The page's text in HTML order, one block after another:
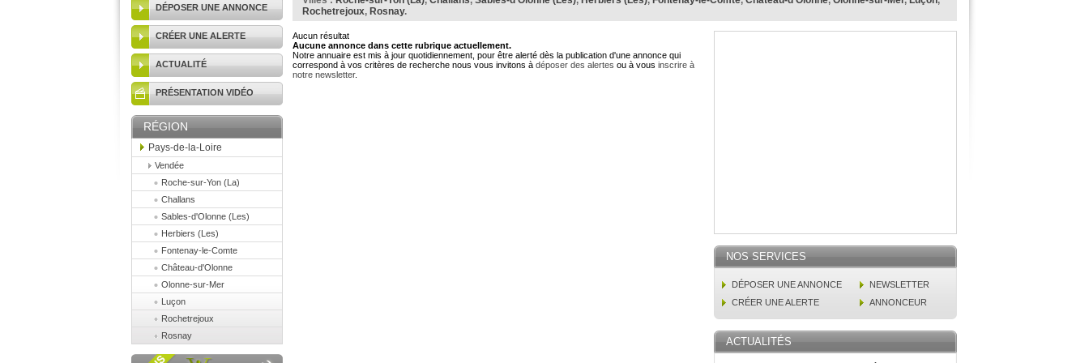
DÉPOSER UNE ANNONCE
CRÉER UNE ALERTE
ACTUALITÉ
PRÉSENTATION VIDÉO
RÉGION
Pays-de-la-Loire
Vendée
Roche-sur-Yon (La)
Challans
Sables-d'Olonne (Les)
Herbiers (Les)
Fontenay-le-Comte
Château-d'Olonne
Olonne-sur-Mer
Luçon
Rochetrejoux
Rosnay
Rochetrejoux, Rosnay.
Aucun résultat
Aucune annonce dans cette rubrique actuellement.
Notre annuaire est mis à jour quotidiennement, pour être alerté dès la publication d'une annonce qui
correspond à vos critères de recherche nous vous invitons à déposer des alertes ou à vous inscrire à
notre newsletter.
NOS SERVICES
DÉPOSER UNE ANNONCE
NEWSLETTER
CRÉER UNE ALERTE
ANNONCEUR
ACTUALITÉS